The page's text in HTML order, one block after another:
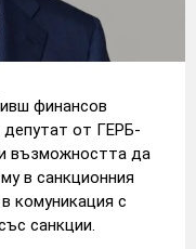
финансов
депутат от ГЕРБ-
възможността да
в санкционния
комуникация с
санкции.